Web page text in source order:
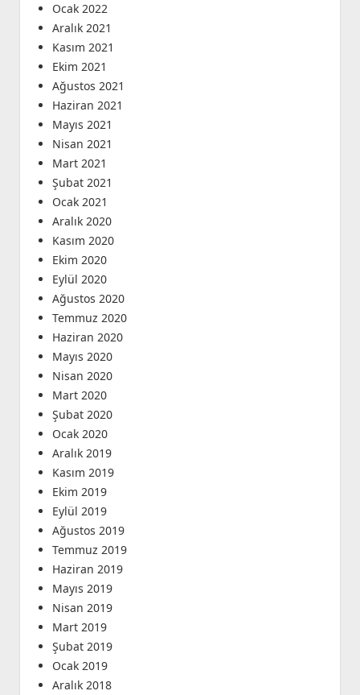
Ocak 2022
Aralık 2021
Kasım 2021
Ekim 2021
Ağustos 2021
Haziran 2021
Mayıs 2021
Nisan 2021
Mart 2021
Şubat 2021
Ocak 2021
Aralık 2020
Kasım 2020
Ekim 2020
Eylül 2020
Ağustos 2020
Temmuz 2020
Haziran 2020
Mayıs 2020
Nisan 2020
Mart 2020
Şubat 2020
Ocak 2020
Aralık 2019
Kasım 2019
Ekim 2019
Eylül 2019
Ağustos 2019
Temmuz 2019
Haziran 2019
Mayıs 2019
Nisan 2019
Mart 2019
Şubat 2019
Ocak 2019
Aralık 2018